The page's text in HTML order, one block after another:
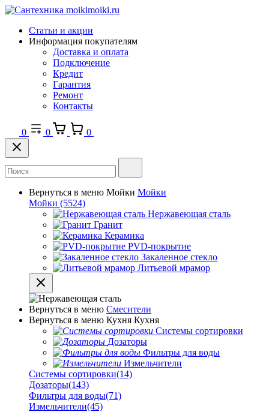
Статьи и акции
Информация покупателям
Доставка и оплата
Подключение
Кредит
Гарантия
Ремонт
Контакты
0 0 0
Вернуться в меню Мойки Мойки
Мойки (5524)
Нержавеющая сталь
Гранит
Керамика
PVD-покрытие
Закаленное стекло
Литьевой мрамор
Вернуться в меню Смесители
Вернуться в меню Кухня Кухня
Системы сортировки
Дозаторы
Фильтры для воды
Измельчители
Системы сортировки(14)
Дозаторы(143)
Фильтры для воды(71)
Измельчители(45)